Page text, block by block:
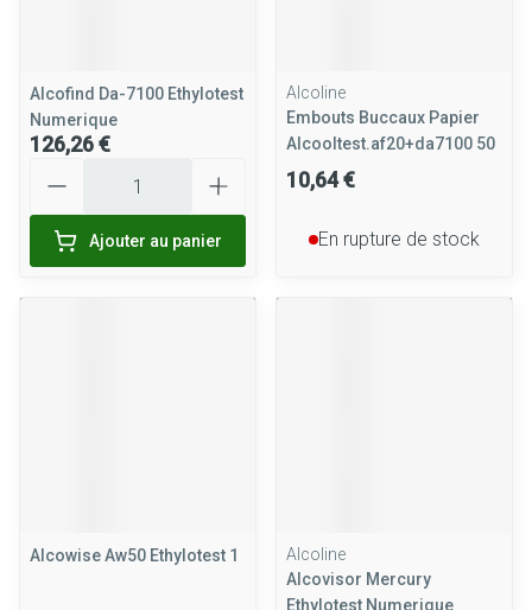
Alcofind Da-7100 Ethylotest
Numerique
126,26 €
Ajouter au panier
Alcoline
Embouts Buccaux Papier
Alcooltest.af20+da7100 50
10,64 €
En rupture de stock
Alcowise Aw50 Ethylotest 1
Alcoline
Alcovisor Mercury
Ethylotest Numerique